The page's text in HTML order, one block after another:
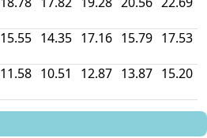
15.55 14.35 17.16 15.79 17.53
11.58 10.51 12.87 13.87 15.20